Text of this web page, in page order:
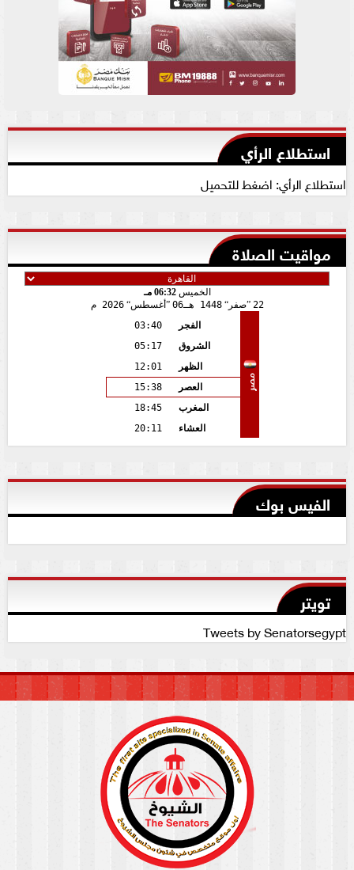
استطلاع الرأي
استطلاع الرأي: اضغط للتحميل
مواقيت الصلاة
الخميس06:32 مـ
22
صفر 1448 هـ 06 أغسطس 2026 م
مصر
الفجر
03:40
الشروق
05:17
الظهر
12:01
العصر
15:38
المغرب
18:45
العشاء
20:11
الفيس بوك
تويتر
Tweets by Senatorsegypt